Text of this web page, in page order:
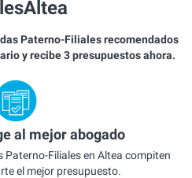
Paterno-Filiales recomendados
y recibe 3 presupuestos ahora.
al mejor abogado
Filiales en Altea compiten
el mejor presupuesto.